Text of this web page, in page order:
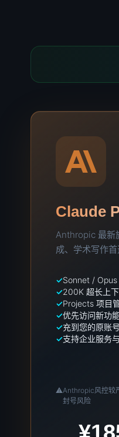
Claude
Anthropic 最新
成、学术写作
Sonnet / Opus
200K 超长上
Projects 项目
优先访问新功
充到您的原账
支持企业服务
⚠️Anthropic风控较
封号风险